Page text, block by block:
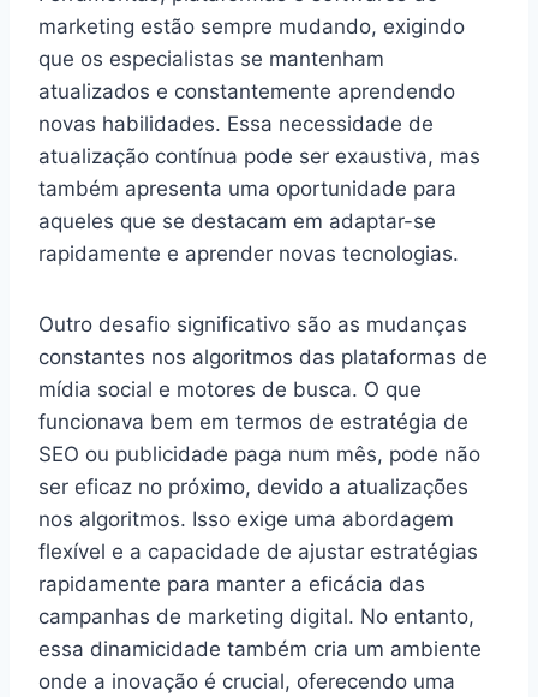
marketing estão sempre mudando, exigindo
que os especialistas se mantenham
atualizados e constantemente aprendendo
novas habilidades. Essa necessidade de
atualização contínua pode ser exaustiva, mas
também apresenta uma oportunidade para
aqueles que se destacam em adaptar-se
rapidamente e aprender novas tecnologias.
Outro desafio significativo são as mudanças
constantes nos algoritmos das plataformas de
mídia social e motores de busca. O que
funcionava bem em termos de estratégia de
SEO ou publicidade paga num mês, pode não
ser eficaz no próximo, devido a atualizações
nos algoritmos. Isso exige uma abordagem
flexível e a capacidade de ajustar estratégias
rapidamente para manter a eficácia das
campanhas de marketing digital. No entanto,
essa dinamicidade também cria um ambiente
onde a inovação é crucial, oferecendo uma